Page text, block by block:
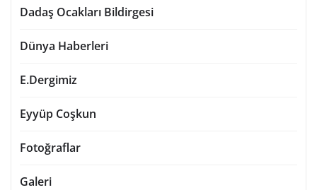
Dadaş Ocakları Bildirgesi
Dünya Haberleri
E.Dergimiz
Eyyüp Coşkun
Fotoğraflar
Galeri